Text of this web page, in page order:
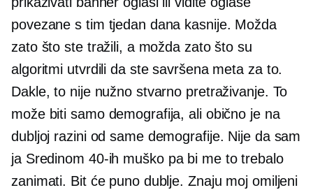
povezane s tim tjedan dana kasnije. Možda
zato što ste tražili, a možda zato što su
algoritmi utvrdili da ste savršena meta za to.
Dakle, to nije nužno stvarno pretraživanje. To
može biti samo demografija, ali obično je na
dubljoj razini od same demografije. Nije da sam
ja Sredinom 40-ih muško pa bi me to trebalo
zanimati. Bit će puno dublje. Znaju moj omiljeni